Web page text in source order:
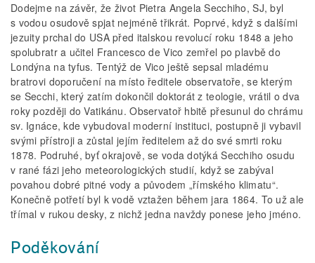
Dodejme na závěr, že život Pietra Angela Secchiho, SJ, byl
s vodou osudově spjat nejméně třikrát. Poprvé, když s dalšími
jezuity prchal do USA před italskou revolucí roku 1848 a jeho
spolubratr a učitel Francesco de Vico zemřel po plavbě do
Londýna na tyfus. Tentýž de Vico ještě sepsal mladému
bratrovi doporučení na místo ředitele observatoře, se kterým
se Secchi, který zatím dokončil doktorát z teologie, vrátil o dva
roky později do Vatikánu. Observatoř hbitě přesunul do chrámu
sv. Ignáce, kde vybudoval moderní instituci, postupně ji vybavil
svými přístroji a zůstal jejím ředitelem až do své smrti roku
1878. Podruhé, byť okrajově, se voda dotýká Secchiho osudu
v rané fázi jeho meteorologických studií, když se zabýval
povahou dobré pitné vody a původem „římského klimatu“.
Konečně potřetí byl k vodě vztažen během jara 1864. To už ale
třímal v rukou desky, z nichž jedna navždy ponese jeho jméno.
Poděkování